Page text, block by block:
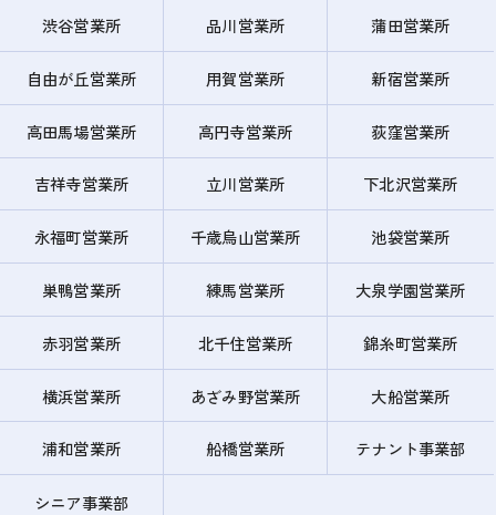
渋谷営業所 品川営業所 蒲田営業所
自由が丘営業所 用賀営業所 新宿営業所
高田馬場営業所 高円寺営業所 荻窪営業所
吉祥寺営業所 立川営業所 下北沢営業所
永福町営業所 千歳烏山営業所 池袋営業所
巣鴨営業所 練馬営業所 大泉学園営業所
赤羽営業所 北千住営業所 錦糸町営業所
横浜営業所 あざみ野営業所 大船営業所
浦和営業所 船橋営業所 テナント事業部
シニア事業部